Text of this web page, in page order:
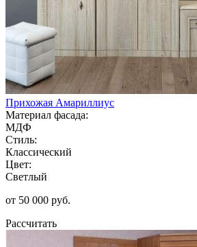
Прихожая Амариллиус
Материал фасада:
МДФ
Стиль:
Классический
Цвет:
Светлый
от 50 000 руб.
Рассчитать